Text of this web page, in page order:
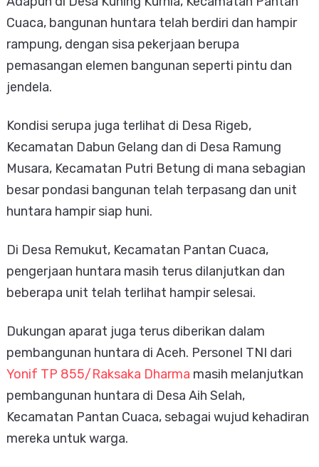
Cuaca, bangunan huntara telah berdiri dan hampir
rampung, dengan sisa pekerjaan berupa
pemasangan elemen bangunan seperti pintu dan
jendela.
Kondisi serupa juga terlihat di Desa Rigeb,
Kecamatan Dabun Gelang dan di Desa Ramung
Musara, Kecamatan Putri Betung di mana sebagian
besar pondasi bangunan telah terpasang dan unit
huntara hampir siap huni.
Di Desa Remukut, Kecamatan Pantan Cuaca,
pengerjaan huntara masih terus dilanjutkan dan
beberapa unit telah terlihat hampir selesai.
Dukungan aparat juga terus diberikan dalam
pembangunan huntara di Aceh. Personel TNI dari
Yonif TP 855/Raksaka Dharma masih melanjutkan
pembangunan huntara di Desa Aih Selah,
Kecamatan Pantan Cuaca, sebagai wujud kehadiran
mereka untuk warga.